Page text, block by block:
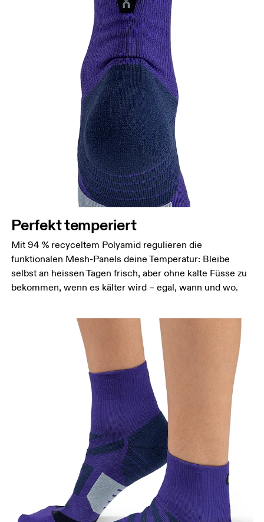
Perfekt temperiert
Mit 94 % recyceltem Polyamid regulieren die
funktionalen Mesh-Panels deine Temperatur: Bleibe
selbst an heissen Tagen frisch, aber ohne kalte Füsse zu
bekommen, wenn es kälter wird – egal, wann und wo.